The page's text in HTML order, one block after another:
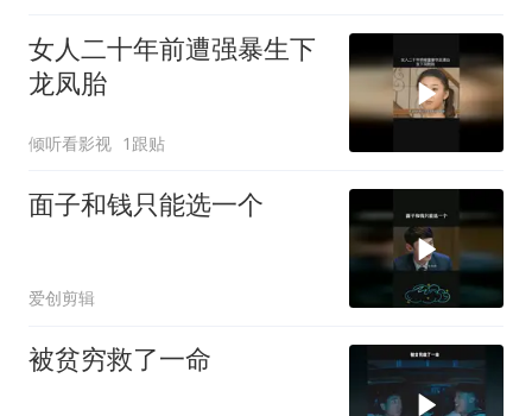
女人二十年前遭强暴生下
龙凤胎
倾听看影视 1跟贴
面子和钱只能选一个
爱创剪辑
被贫穷救了一命